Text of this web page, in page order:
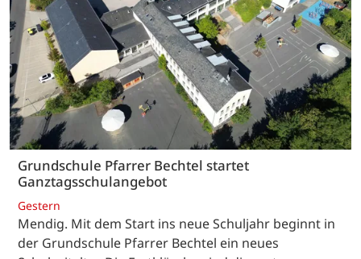
Grundschule Pfarrer Bechtel startet
Ganztagsschulangebot
Gestern
Mendig. Mit dem Start ins neue Schuljahr beginnt in
der Grundschule Pfarrer Bechtel ein neues